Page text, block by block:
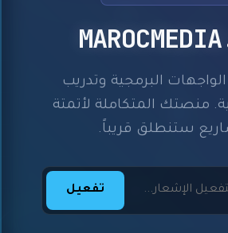
البرمجية وتدريب
منصتك المتكاملة لأتمتة
ستنطلق قريباً.
تفعيل